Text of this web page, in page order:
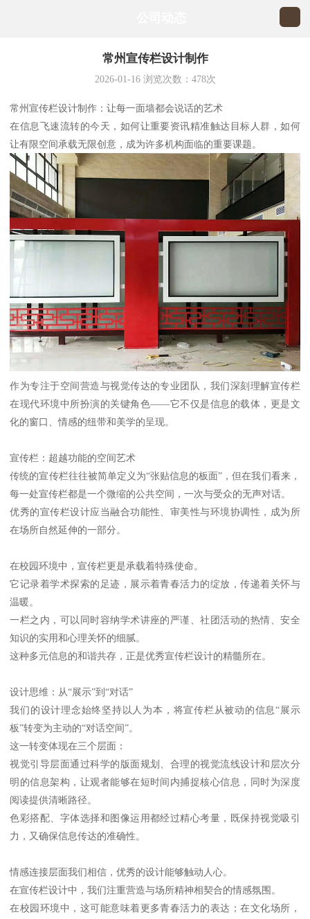
常州宣传栏设计制作
2026-01-16浏览次数： 478次
常州宣传栏设计制作：让每一面墙都会说话的艺术
在信息飞速流转的今天，如何让重要资讯精准触达目标人群，如何
让有限空间承载无限创意，成为许多机构面临的重要课题。
作为专注于空间营造与视觉传达的专业团队，我们深刻理解宣传栏
在现代环境中所扮演的关键角色——它不仅是信息的载体，更是文
化的窗口、情感的纽带和美学的呈现。
宣传栏：超越功能的空间艺术
传统的宣传栏往往被简单定义为“张贴信息的板面”，但在我们看来，
每一处宣传栏都是一个微缩的公共空间，一次与受众的无声对话。
优秀的宣传栏设计应当融合功能性、审美性与环境协调性，成为所
在场所自然延伸的一部分。
在校园环境中，宣传栏更是承载着特殊使命。
它记录着学术探索的足迹，展示着青春活力的绽放，传递着关怀与
温暖。
一栏之内，可以同时容纳学术讲座的严谨、社团活动的热情、安全
知识的实用和心理关怀的细腻。
这种多元信息的和谐共存，正是优秀宣传栏设计的精髓所在。
设计思维：从“展示”到“对话”
我们的设计理念始终坚持以人为本，将宣传栏从被动的信息“展示
板”转变为主动的“对话空间”。
这一转变体现在三个层面：
视觉引导层面通过科学的版面规划、合理的视觉流线设计和层次分
明的信息架构，让观者能够在短时间内捕捉核心信息，同时为深度
阅读提供清晰路径。
色彩搭配、字体选择和图像运用都经过精心考量，既保持视觉吸引
力，又确保信息传达的准确性。
情感连接层面我们相信，优秀的设计能够触动人心。
在宣传栏设计中，我们注重营造与场所精神相契合的情感氛围。
在校园环境中，这可能意味着更多青春活力的表达；在文化场所，